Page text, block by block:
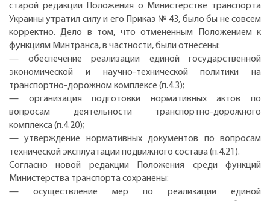
старой редакции Положения о Министерстве транспорта
Украины утратил силу и его Приказ № 43, было бы не совсем
корректно. Дело в том, что отмененным Положением к
функциям Минтранса, в частности, были отнесены:
— обеспечение реализации единой государственной
экономической и научно-технической политики на
транспортно-дорожном комплексе (п.4.3);
— организация подготовки нормативных актов по
вопросам деятельности транспортно-дорожного
комплекса (п.4.20);
— утверждение нормативных документов по вопросам
технической эксплуатации подвижного состава (п.4.21).
Согласно новой редакции Положения среди функций
Министерства транспорта сохранены:
— осуществление мер по реализации единой